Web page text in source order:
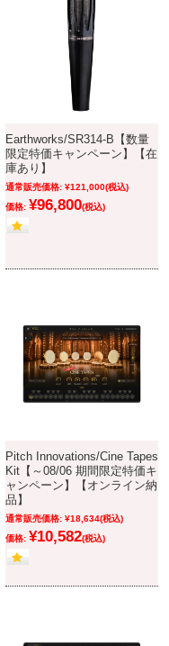
Earthworks/SR314-B【数量
限定特価キャンペーン】【在
庫あり】
通常販売価格: ¥121,000(税込)
価格: ¥96,800(税込)
Pitch Innovations/Cine Tapes
Kit【～08/06 期間限定特価キ
ャンペーン】【オンライン納
品】
通常販売価格: ¥18,634(税込)
価格: ¥10,582(税込)